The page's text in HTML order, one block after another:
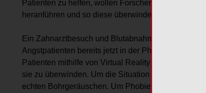
Patienten zu helfen, wollen Forscher sie mithilfe
heranführen und so diese überwinden.
Ein Zahnarztbesuch und Blutabnahme inklusive
Angstpatienten bereits jetzt in der Phobieklinik in
Patienten mithilfe von Virtual Reality an ihre
sie zu überwinden. Um die Situation noch realer
echten Bohrgeräuschen. Um Phobien abzulegen,